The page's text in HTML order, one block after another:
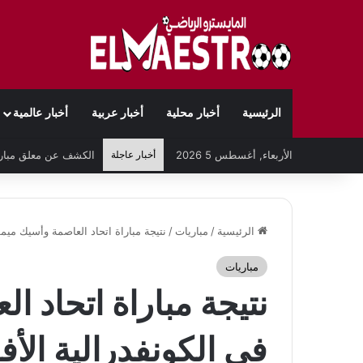
الرئيسية أخبار محلية أخبار عربية أخبار عالمية
الأربعاء, أغسطس 5 2026 أخبار عاجلة
الرئيسية / مباريات / نتيجة مباراة اتحاد العاصمة وأسيك
مباريات
نتيجة مباراة اتحاد
في الكونفدرالية